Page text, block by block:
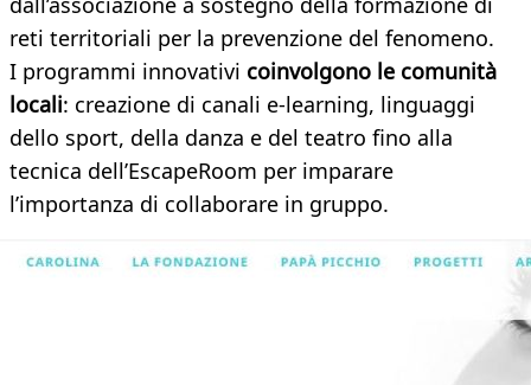
reti territoriali per la prevenzione del fenomeno.
I programmi innovativi coinvolgono le comunità
locali: creazione di canali e-learning, linguaggi
dello sport, della danza e del teatro fino alla
tecnica dell’EscapeRoom per imparare
l’importanza di collaborare in gruppo.